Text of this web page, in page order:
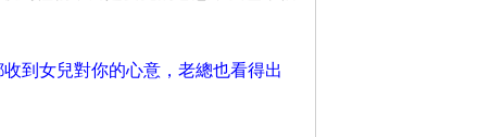
到女兒對你的心意，老總也看得出